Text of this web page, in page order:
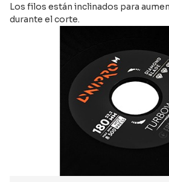
Los filos están inclinados para
durante el corte.